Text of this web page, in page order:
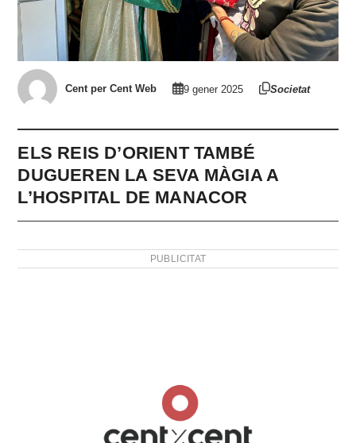
Cent per Cent Web 9 gener 2025 Societat
ELS REIS D’ORIENT TAMBÉ
DUGUEREN LA SEVA MÀGIA A
L’HOSPITAL DE MANACOR
PUBLICITAT